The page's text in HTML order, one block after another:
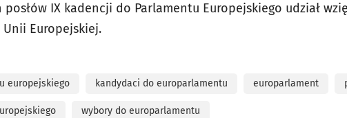
IX kadencji do Parlamentu Europejskiego udział
Europejskiej.
europejskiego kandydaci do europarlamentu europarlament
wybory do europarlamentu